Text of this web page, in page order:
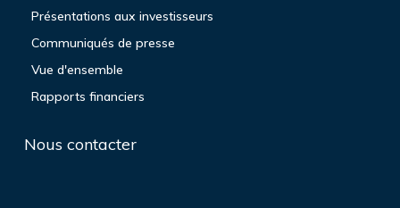
Présentations aux investisseurs
Communiqués de presse
Vue d'ensemble
Rapports financiers
Nous contacter